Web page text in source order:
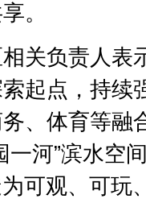
。
关负责人表
起点，持续
、体育等融
一河”滨水空
可观、可玩